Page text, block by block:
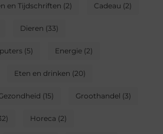
en Tijdschriften (2) Cadeau (2)
Dieren (33)
(5) Energie(2)
Eten en drinken (20)
(15) Groothandel (3)
Horeca (2)